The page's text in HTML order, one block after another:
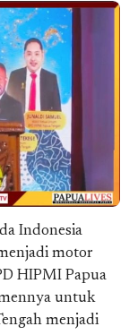
Indonesia
motor
HIPMI Papua
untuk
menjadi